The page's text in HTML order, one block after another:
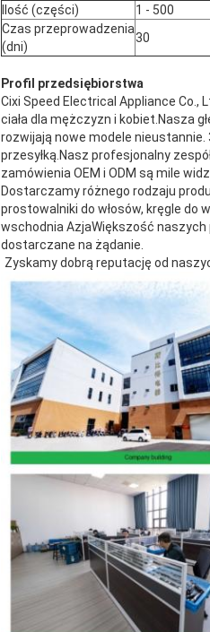
Ilość (części)
1 - 500
Czas przeprowadzenia
(dni)
30
Profil przedsiębiorstwa
Cixi Speed Electrical Appliance
ciała dla mężczyzn i kobiet.Nasza
rozwijają nowe modele nieustannie.
przesyłką.Nasz profesjonalny
zamówienia OEM i ODM są mile
Dostarczamy różnego rodzaju
prostowalniki do włosów, kręgle do
wschodnia AzjaWiększość naszych
dostarczane na żądanie.
Zyskamy dobrą reputację od